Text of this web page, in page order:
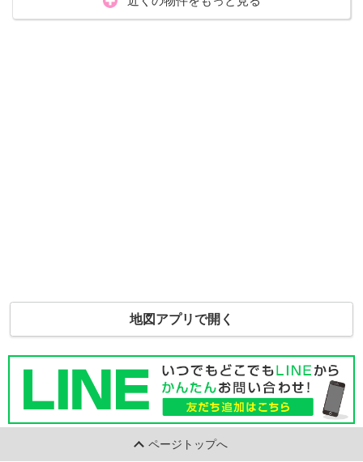
地図アプリで開く
ページトップへ